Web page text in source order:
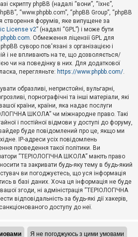
скрипту phpBB (надалі “вони”, “їхнє”,
“www.phpbb.com”, “phpBB Group”, “phpBB
створення форумів, яке випущене за
License v2” (надалі “GPL”) і може бути
. Обмеження ліцензії GPL для
суворо пов'язані з організацією і
і не впливають на те, що дозволяється/
чи на поведінку в них. Для додаткової
перегляньте: https://www.phpbb.com/.
образливі, непристойні, вульгарні,
порнографічні та інші матеріали, які
країни, країни, яка надає послуги
ШКОЛА” чи міжнародне право. Такі
і постійної відмови у доступі до форуму,
буде повідомлений про це, якщо ми
IP-адреси усіх повідомлень
проведення такої політики. Ви
“ТЕРІОЛОГІЧНА ШКОЛА” мають право
та закривати будь-яку тему в будь-який
ви погоджуєтесь, що уся інформація
в базі даних. Хоча ця інформація не буде
згоди, ні адміністрація “ТЕРІОЛОГІЧНА
відповідальність за будь-які дії хакерів,
доступу до неї.